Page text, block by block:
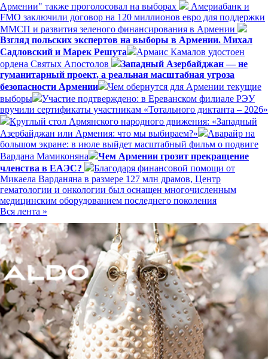
Армении" также проголосовал на выборах
Америабанк и
FMO заключили договор на 120 миллионов евро для поддержки
ММСП и развития зеленого финансирования в Армении
Взгляд польских экспертов на выборы в Армении. Михал
Садловский и Марек Решута
Армаис Камалов удостоен
ордена Святых Апостолов
Западный Азербайджан — не
гуманитарный проект, а реальная масштабная угроза
безопасности Армении
Чем обернутся для Армении текущие
выборы
Участие подтверждено: в Ереванском филиале РЭУ
вручили сертификаты участникам «Тотального диктанта – 2026»
Круглый стол Армянского народного движения: «Западный
Азербайджан или Армения: что мы выбираем?»
Аварайр на
большом экране: в июле выйдет масштабный фильм о подвиге
Вардана Мамиконяна
Чем Армении грозит прекращение
членства в ЕАЭС?
Благодаря финансовой помощи от
Микаела Варданяна в размере 127 млн драмов, Центр
гематологии и онкологии был оснащен многочисленным
медицинским оборудованием последнего поколения
Вся лента »